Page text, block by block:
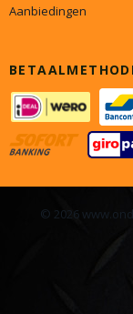
Aanbiedingen
© 2026